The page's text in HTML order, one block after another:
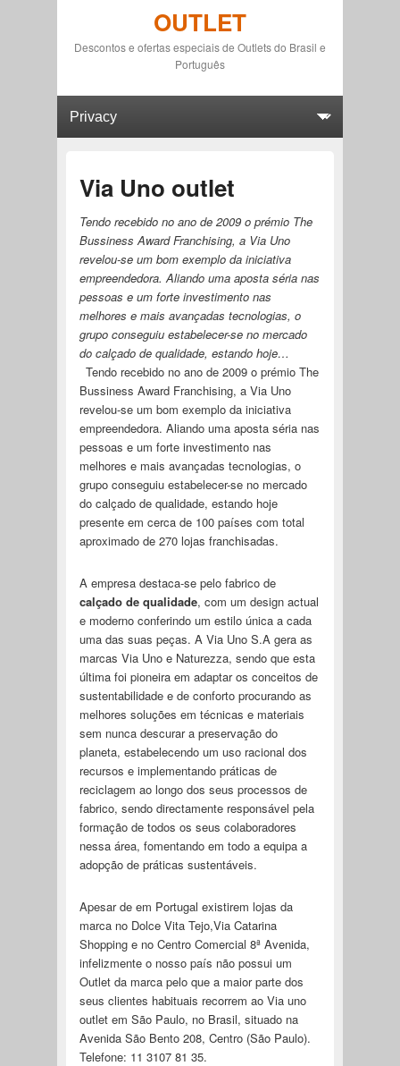
OUTLET
Descontos e ofertas especiais de Outlets do Brasil e
Português
Via Uno outlet
Tendo recebido no ano de 2009 o prémio The
Bussiness Award Franchising, a Via Uno
revelou-se um bom exemplo da iniciativa
empreendedora. Aliando uma aposta séria nas
pessoas e um forte investimento nas
melhores e mais avançadas tecnologias, o
grupo conseguiu estabelecer-se no mercado
do calçado de qualidade, estando hoje…
Tendo recebido no ano de 2009 o prémio The
Bussiness Award Franchising, a Via Uno
revelou-se um bom exemplo da iniciativa
empreendedora. Aliando uma aposta séria nas
pessoas e um forte investimento nas
melhores e mais avançadas tecnologias, o
grupo conseguiu estabelecer-se no mercado
do calçado de qualidade, estando hoje
presente em cerca de 100 países com total
aproximado de 270 lojas franchisadas.
A empresa destaca-se pelo fabrico de
calçado de qualidade, com um design actual
e moderno conferindo um estilo única a cada
uma das suas peças. A Via Uno S.A gera as
marcas Via Uno e Naturezza, sendo que esta
última foi pioneira em adaptar os conceitos de
sustentabilidade e de conforto procurando as
melhores soluções em técnicas e materiais
sem nunca descurar a preservação do
planeta, estabelecendo um uso racional dos
recursos e implementando práticas de
reciclagem ao longo dos seus processos de
fabrico, sendo directamente responsável pela
formação de todos os seus colaboradores
nessa área, fomentando em todo a equipa a
adopção de práticas sustentáveis.
Apesar de em Portugal existirem lojas da
marca no Dolce Vita Tejo,Via Catarina
Shopping e no Centro Comercial 8ª Avenida,
infelizmente o nosso país não possui um
Outlet da marca pelo que a maior parte dos
seus clientes habituais recorrem ao Via uno
outlet em São Paulo, no Brasil, situado na
Avenida São Bento 208, Centro (São Paulo).
Telefone: 11 3107 81 35.